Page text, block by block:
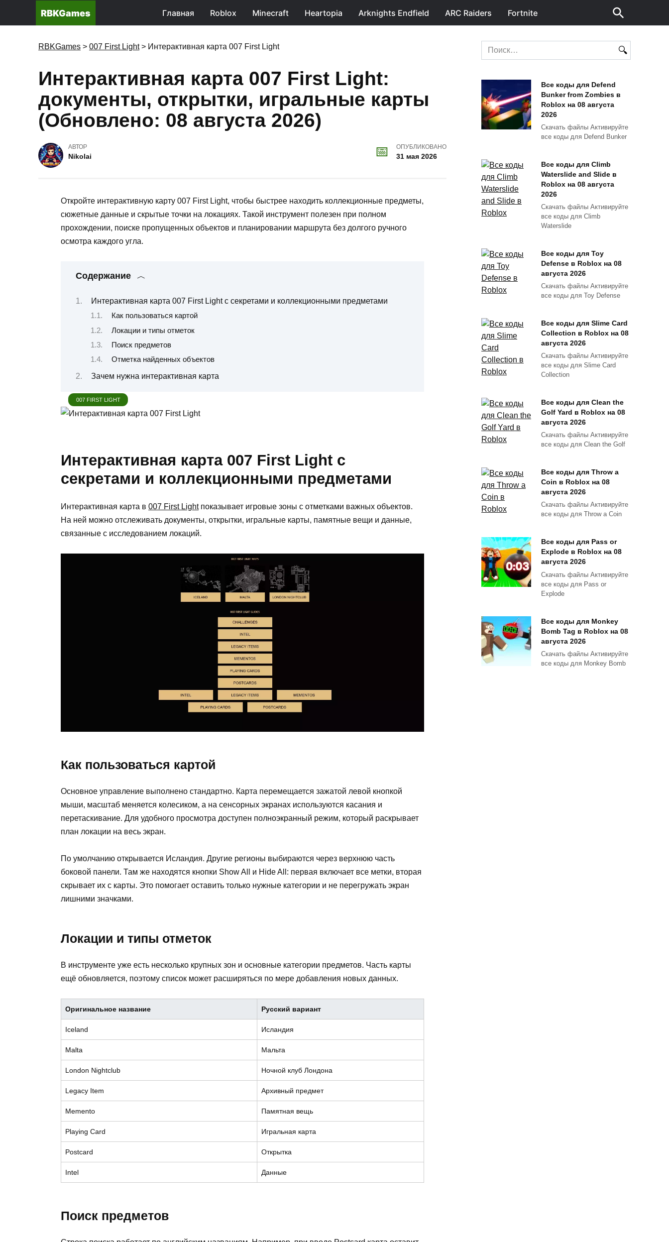
RBKGames Главная Roblox Minecraft Heartopia Arknights Endfield ARC Raiders Fortnite
RBKGames > 007 First Light> Интерактивная карта 007 First Light
Интерактивная карта 007 First Light:
документы, открытки, игральные карты
(Обновлено: 08 августа 2026)
АВТОР
Nikolai
ОПУБЛИКОВАНО
31 мая 2026
Откройте интерактивную карту 007 First Light, чтобы быстрее находить коллекционные предметы,
сюжетные данные и скрытые точки на локациях. Такой инструмент полезен при полном
прохождении, поиске пропущенных объектов и планировании маршрута без долгого ручного
осмотра каждого угла.
Содержание
Интерактивная карта 007 First Light с секретами и коллекционными предметами
Как пользоваться картой
Локации и типы отметок
Поиск предметов
Отметка найденных объектов
Зачем нужна интерактивная карта
007 FIRST LIGHT
Интерактивная карта 007 First Light с
секретами и коллекционными предметами
Интерактивная карта в 007 First Lightпоказывает игровые зоны с отметками важных объектов.
На ней можно отслеживать документы, открытки, игральные карты, памятные вещи и данные,
связанные с исследованием локаций.
Как пользоваться картой
Основное управление выполнено стандартно. Карта перемещается зажатой левой кнопкой
мыши, масштаб меняется колесиком, а на сенсорных экранах используются касания и
перетаскивание. Для удобного просмотра доступен полноэкранный режим, который раскрывает
план локации на весь экран.
По умолчанию открывается Исландия. Другие регионы выбираются через верхнюю часть
боковой панели. Там же находятся кнопки Show All и Hide All: первая включает все метки, вторая
скрывает их с карты. Это помогает оставить только нужные категории и не перегружать экран
лишними значками.
Локации и типы отметок
В инструменте уже есть несколько крупных зон и основные категории предметов. Часть карты
ещё обновляется, поэтому список может расширяться по мере добавления новых данных.
Оригинальное название Русский вариант
Iceland Исландия
Malta Мальта
London Nightclub Ночной клуб Лондона
Legacy Item Архивный предмет
Memento Памятная вещь
Playing Card Игральная карта
Postcard Открытка
Intel Данные
Поиск предметов
Search
for:
Все коды для Defend
Bunker from Zombies в
Roblox на 08 августа
2026
Скачать файлы Активируйте
все коды для Defend Bunker
Все коды для Climb
Waterslide and Slide в
Roblox на 08 августа
2026
Скачать файлы Активируйте
все коды для Climb
Waterslide
Все коды для Toy
Defense в Roblox на 08
августа 2026
Скачать файлы Активируйте
все коды для Toy Defense
Все коды для Slime Card
Collection в Roblox на 08
августа 2026
Скачать файлы Активируйте
все коды для Slime Card
Collection
Все коды для Clean the
Golf Yard в Roblox на 08
августа 2026
Скачать файлы Активируйте
все коды для Clean the Golf
Все коды для Throw a
Coin в Roblox на 08
августа 2026
Скачать файлы Активируйте
все коды для Throw a Coin
Все коды для Pass or
Explode в Roblox на 08
августа 2026
Скачать файлы Активируйте
все коды для Pass or
Explode
Все коды для Monkey
Bomb Tag в Roblox на 08
августа 2026
Скачать файлы Активируйте
все коды для Monkey Bomb